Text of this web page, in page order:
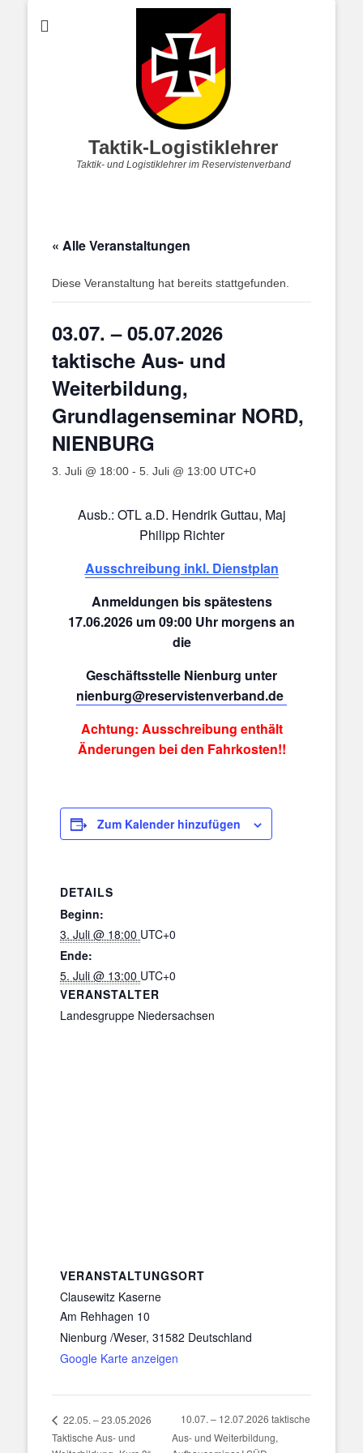
Taktik-Logistiklehrer
Taktik- und Logistiklehrer im Reservistenverband
« Alle Veranstaltungen
Diese Veranstaltung hat bereits stattgefunden.
03.07. – 05.07.2026
taktische Aus- und
Weiterbildung,
Grundlagenseminar NORD,
NIENBURG
3. Juli @ 18:00 - 5. Juli @ 13:00 UTC+0
Ausb.: OTL a.D. Hendrik Guttau, Maj
Philipp Richter
Ausschreibung inkl. Dienstplan
Anmeldungen bis spätestens
17.06.2026 um 09:00 Uhr morgens an
die
Geschäftsstelle Nienburg unter
nienburg@reservistenverband.de
Achtung: Ausschreibung enthält
Änderungen bei den Fahrkosten!!
Zum Kalender hinzufügen
DETAILS
Beginn:
3. Juli @ 18:00 UTC+0
Ende:
5. Juli @ 13:00 UTC+0
VERANSTALTER
Landesgruppe Niedersachsen
VERANSTALTUNGSORT
Clausewitz Kaserne
Am Rehhagen 10
Nienburg /Weser, 31582 Deutschland
Google Karte anzeigen
22.05. – 23.05.2026
Taktische Aus- und
10.07. – 12.07.2026 taktische
Aus- und Weiterbildung,